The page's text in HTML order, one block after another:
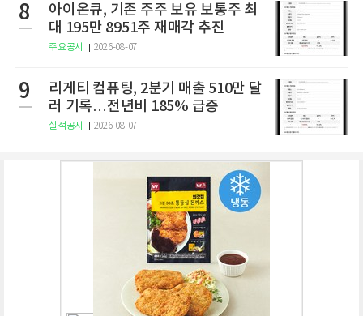
8
아이온큐, 기존 주주 보유 보통주 최
대 195만 8951주 재매각 추진
주요공시 2026-08-07
9
리게티 컴퓨팅, 2분기 매출 510만 달
러 기록…전년비 185% 급증
실적공시 2026-08-07